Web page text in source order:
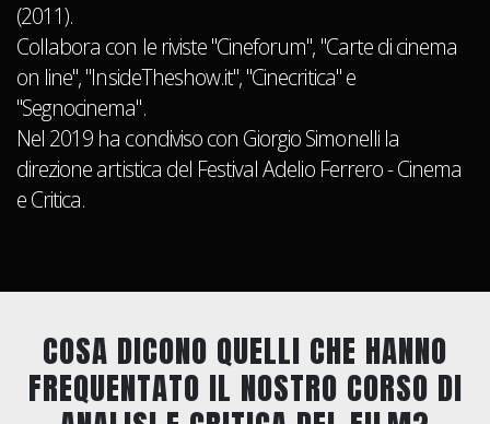
(2011).
Collabora con le riviste "Cineforum", "Carte di cinema
on line", "InsideTheshow.it", "Cinecritica" e
"Segnocinema".
Nel 2019 ha condiviso con Giorgio Simonelli la
direzione artistica del Festival Adelio Ferrero - Cinema
e Critica.
COSA DICONO QUELLI CHE HANNO
FREQUENTATO IL NOSTRO CORSO DI